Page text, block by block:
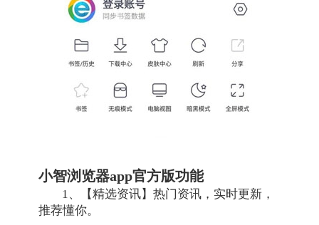
小智浏览器app官方版功能
1、【精选资讯】热门资讯，实时更新，
推荐懂你。